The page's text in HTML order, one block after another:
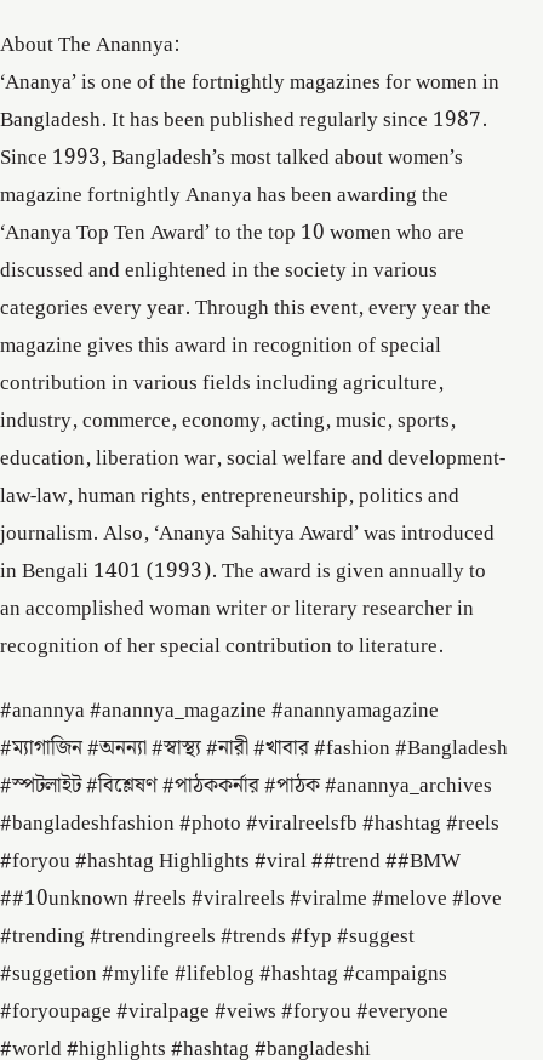
About The Anannya:
‘Ananya’ is one of the fortnightly magazines for women in
Bangladesh. It has been published regularly since 1987.
Since 1993, Bangladesh’s most talked about women’s
magazine fortnightly Ananya has been awarding the
‘Ananya Top Ten Award’ to the top 10 women who are
discussed and enlightened in the society in various
categories every year. Through this event, every year the
magazine gives this award in recognition of special
contribution in various fields including agriculture,
industry, commerce, economy, acting, music, sports,
education, liberation war, social welfare and development-
law-law, human rights, entrepreneurship, politics and
journalism. Also, ‘Ananya Sahitya Award’ was introduced
in Bengali 1401 (1993). The award is given annually to
an accomplished woman writer or literary researcher in
recognition of her special contribution to literature.
#anannya #anannya_magazine #anannyamagazine
#ম্যাগাজিন #অনন্যা #স্বাস্থ্য #নারী #খাবার #fashion #Bangladesh
#স্পটলাইট #বিশ্লেষণ #পাঠককর্নার #পাঠক #anannya_archives
#bangladeshfashion #photo #viralreelsfb #hashtag #reels
#foryou #hashtag Highlights #viral ##trend ##BMW
##10unknown #reels #viralreels #viralme #melove #love
#trending #trendingreels #trends #fyp #suggest
#suggetion #mylife #lifeblog #hashtag #campaigns
#foryoupage #viralpage #veiws #foryou #everyone
#world #highlights #hashtag #bangladeshi